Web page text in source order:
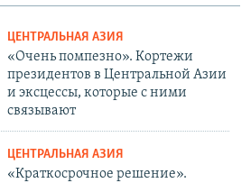
ЦЕНТРАЛЬНАЯ АЗИЯ
«Очень помпезно». Кортежи
президентов в Центральной Азии
и эксцессы, которые с ними
связывают
ЦЕНТРАЛЬНАЯ АЗИЯ
«Краткосрочное решение».